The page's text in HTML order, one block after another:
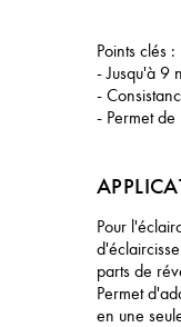
Points clés :
- Jusqu'à 9
-
- Permet
Pour
parts de
Permet
en une